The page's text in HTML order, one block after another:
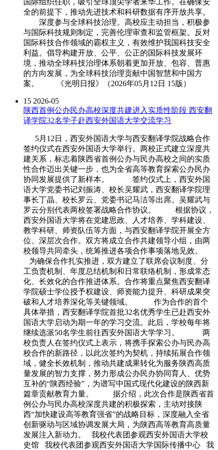
全的前提下，推动先进技术和科研数据有序开放共享。
深度参与全球科技治理。高校应主动担当，积极参
与国际科技规则制定，完善伦理审查和监管框架。反对
国际科技合作领域的霸权主义，有效维护我国科技安全
利益。倡导构建开放、公平、公正的国际科技发展环
境，推动全球科技治理体系朝着更加开放、包容、普惠
的方向发展，为全球科技治理贡献中国智慧和中国方
案。 《光明日报》（2026年05月12日 15版）
15 2026-05
陕西首例公办民办高校深度共建进入实质性阶段 西安翻
译学院32名学子赴西安外国语大学交流学习
5月12日，西安外国语大学与西安翻译学院战略合作
签约仪式在西安外国语大学举行。两校正式建立深度共
建关系，标志着陕西省首例公办与民办高校之间的实质
性合作迈出关键一步，也为全省高等教育探索公办民办
协同发展提供了新样本。 签约仪式上，西安外国
语大学党委书记刘振涛、校长吴耀武，西安翻译学院理
事长丁晶、校长罗云、党委书记马洁等出席。吴耀武与
罗云分别代表两校签署战略合作协议。 根据协议，
西安外国语大学将在党建思政、人才培养、学科建设、
教学科研、师资队伍等方面，与西安翻译学院开展全方
位、深层次合作。双方将成立合作共建领导小组，由两
校领导共同牵头，统筹推进各项合作事项落地见效。
为确保合作扎实推进，双方建立了联席会议制度、分
工负责机制、年度总结机制和日常联络机制，形成常态
化、长效化的合作推进体系。合作将重点聚焦西安翻译
学院硕士学位授予权建设、师资能力提升、科研成果突
破和人才培养深化等关键领域。 作为合作的首个
具体举措，西安翻译学院首批32名优秀学生已赴西安外
国语大学启动为期一年的学习交流。此后，学校每年将
继续选派50名学生前往西安外国语大学学习。 两
校负责人在签约仪式上表示，将携手探索公办与民办高
校合作的新路径，以此次签约为契机，持续拓展合作领
域，健全长效机制，推动共建成果转化为服务陕西高质
量发展的智力支撑，努力形成公办民办协同育人、优势
互补的“陕西经验”，为谱写中国式现代化建设的陕西新
篇章贡献教育力量。 据介绍，此次合作是陕西省首
例公办与民办高校深度共建的积极探索，主动对接陕
西“加快建设高等教育强省”的战略目标，深度融入全省
创新驱动与区域协调发展大局，为陕西高等教育高质量
发展注入新动力。 我校代表团参观西安外国语大学校
史馆 我校代表团参观西安外国语大学国际传播中心 我